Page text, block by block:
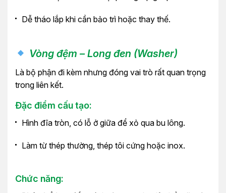
Dễ tháo lắp khi cần bảo trì hoặc thay thế.
Vòng đệm – Long đen (Washer)
Là bộ phận đi kèm nhưng đóng vai trò rất quan trọng
trong liên kết.
Đặc điểm cấu tạo:
Hình đĩa tròn, có lỗ ở giữa để xỏ qua bu lông.
Làm từ thép thường, thép tôi cứng hoặc inox.
Chức năng: